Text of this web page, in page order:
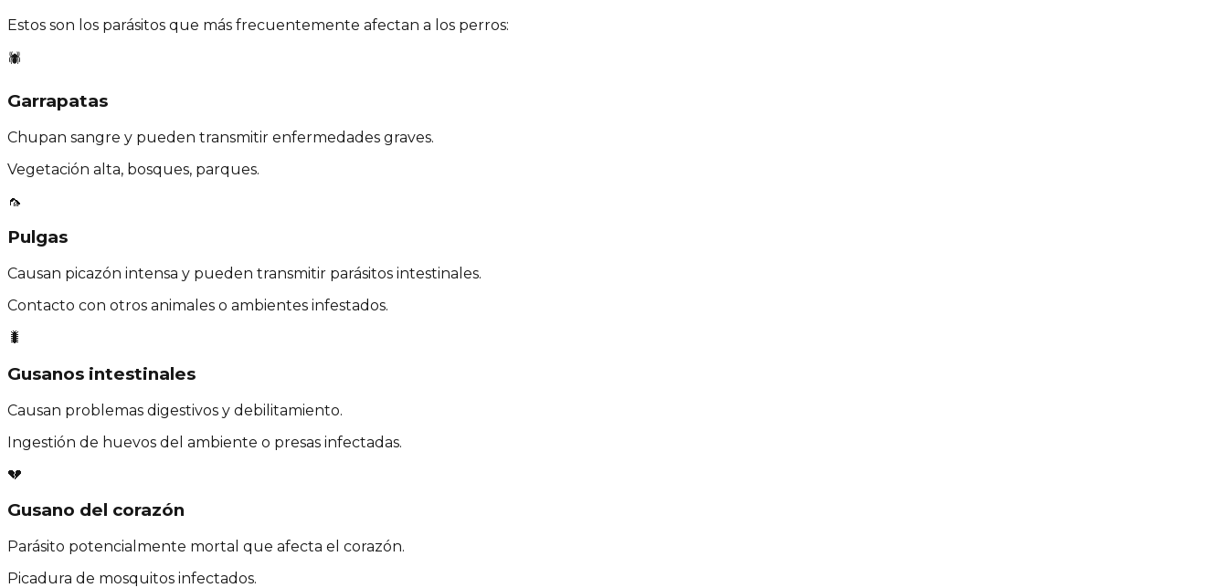
Estos son los parásitos que más frecuentemente afectan a los perros:
🕷️
Garrapatas
Chupan sangre y pueden transmitir enfermedades graves.
Vegetación alta, bosques, parques.
🦟
Pulgas
Causan picazón intensa y pueden transmitir parásitos intestinales.
Contacto con otros animales o ambientes infestados.
🐛
Gusanos intestinales
Causan problemas digestivos y debilitamiento.
Ingestión de huevos del ambiente o presas infectadas.
💔
Gusano del corazón
Parásito potencialmente mortal que afecta el corazón.
Picadura de mosquitos infectados.